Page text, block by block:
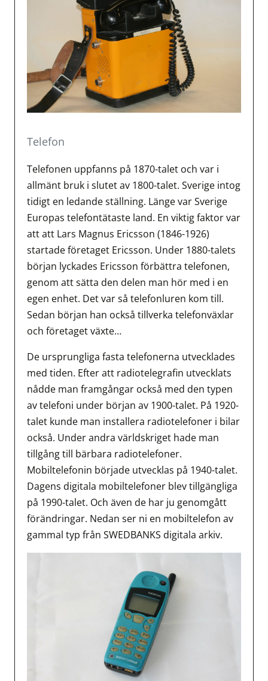
Telefon
Telefonen uppfanns på 1870-talet och var i
allmänt bruk i slutet av 1800-talet. Sverige intog
tidigt en ledande ställning. Länge var Sverige
Europas telefontätaste land. En viktig faktor var
att att Lars Magnus Ericsson (1846-1926)
startade företaget Ericsson. Under 1880-talets
början lyckades Ericsson förbättra telefonen,
genom att sätta den delen man hör med i en
egen enhet. Det var så telefonluren kom till.
Sedan början han också tillverka telefonväxlar
och företaget växte…
De ursprungliga fasta telefonerna utvecklades
med tiden. Efter att radiotelegrafin utvecklats
nådde man framgångar också med den typen
av telefoni under början av 1900-talet. På 1920-
talet kunde man installera radiotelefoner i bilar
också. Under andra världskriget hade man
tillgång till bärbara radiotelefoner.
Mobiltelefonin började utvecklas på 1940-talet.
Dagens digitala mobiltelefoner blev tillgängliga
på 1990-talet. Och även de har ju genomgått
förändringar. Nedan ser ni en mobiltelefon av
gammal typ från SWEDBANKS digitala arkiv.